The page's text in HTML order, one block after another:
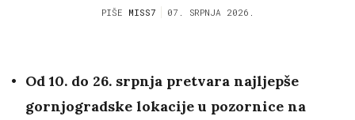
PIŠE MISS7 07. SRPNJA 2026.
Od 10. do 26. srpnja pretvara najljepše
gornjogradske lokacije u pozornice na